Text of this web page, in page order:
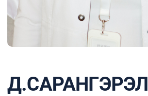
Д.САРАНГЭРЭЛ